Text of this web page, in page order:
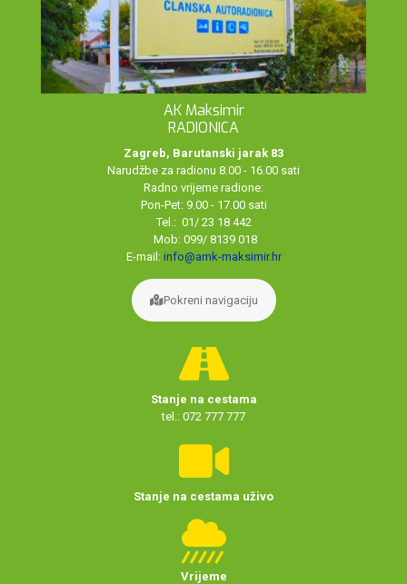
AK Maksimir
RADIONICA
Zagreb, Barutanski jarak 83
Narudžbe za radionu 8.00 - 16.00 sati
Radno vrijeme radione:
Pon-Pet: 9.00 - 17.00 sati
Tel.: 01/ 23 18 442
Mob: 099/ 8139 018
E-mail: info@amk-maksimir.hr
Pokreni navigaciju
Stanje na cestama
tel.: 072 777 777
Stanje na cestama uživo
Vrijeme